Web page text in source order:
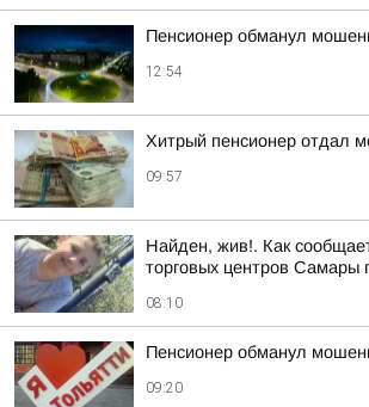
Пенсионер обманул
12:54
Хитрый пенсионер отдал
09:57
Найден, жив!. Как
торговых центров Самары
08:10
Пенсионер обманул
09:20